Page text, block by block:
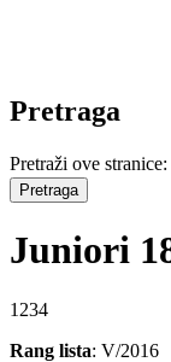
Pretraga
Pretraži ove stranice:
Juniori
1234
Rang lista: V/2016